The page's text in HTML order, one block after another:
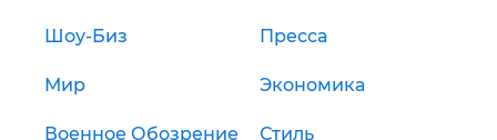
Шоу-Биз Пресса
Мир Экономика
Военное Обозрение Стиль